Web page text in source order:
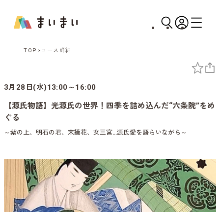
TOP コース詳細
3月28日(水)13:00～16:00
【源氏物語】光源氏の世界！四季を詰め込んだ“六条院”をめ
ぐる
～紫の上、明石の君、末摘花、女三宮…源氏愛を語らいながら～